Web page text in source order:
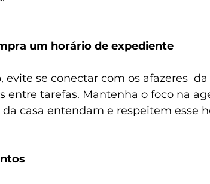
um horário de expediente
evite se conectar com os afazeres
entre tarefas. Mantenha o foco na
casa entendam e respeitem esse